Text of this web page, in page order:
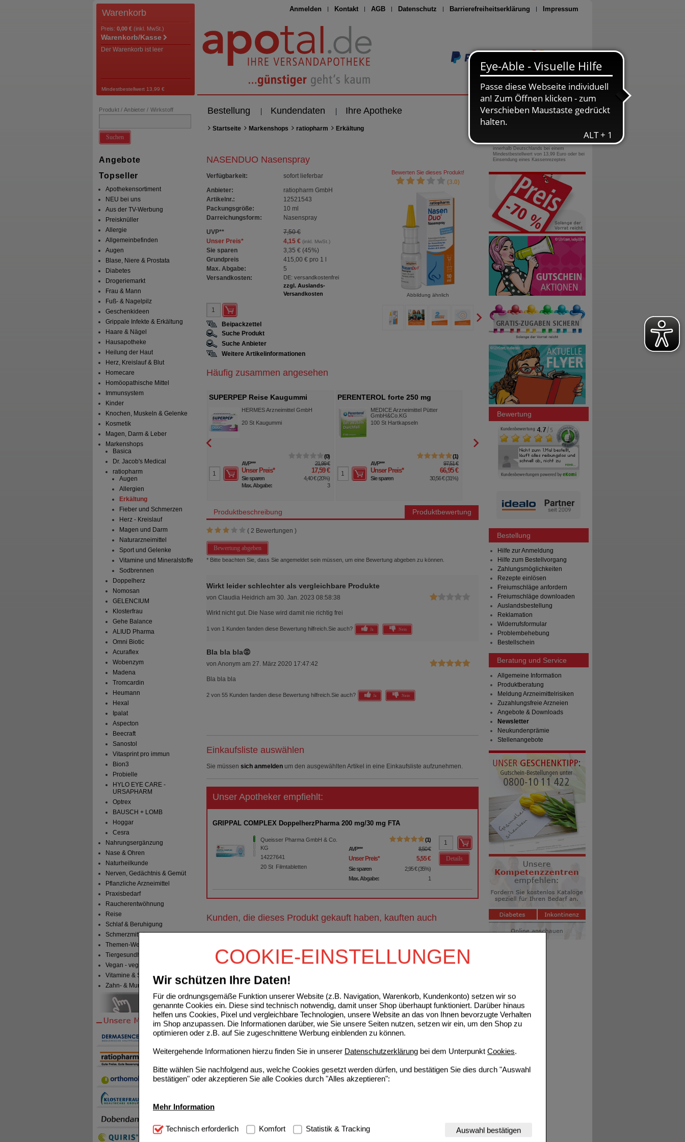
COOKIE-EINSTELLUNGEN
Wir schützen Ihre Daten!
Für die ordnungsgemäße Funktion unserer Website (z.B. Navigation, Warenkorb, Kundenkonto) setzen wir so
genannte Cookies ein. Diese sind technisch notwendig, damit unser Shop überhaupt funktioniert. Darüber hinaus
helfen uns Cookies, Pixel und vergleichbare Technologien, unsere Website an das von Ihnen bevorzugte Verhalten
im Shop anzupassen. Die Informationen darüber, wie Sie unsere Seiten nutzen, setzen wir ein, um den Shop zu
optimieren oder z.B. auf Sie zugeschnittene Werbung einblenden zu können.
Weitergehende Informationen hierzu finden Sie in unserer Datenschutzerklärung bei dem Unterpunkt Cookies.
Bitte wählen Sie nachfolgend aus, welche Cookies gesetzt werden dürfen, und bestätigen Sie dies durch "Auswahl
bestätigen" oder akzeptieren Sie alle Cookies durch "Alles akzeptieren":
Mehr Information
Technisch Notwendig: Hierbei handelt es sich um Cookies, die für die Grundfunktionen unserer Website
notwendig sind (z.B. Navigation, Warenkorb, Kundenkonto), weshalb auf diese nicht verzichtet werden kann.
Technisch erforderlich Komfort Statistik & Tracking Auswahl bestätigen
Anmelden Kontakt AGB Datenschutz Barrierefreiheitserklärung Impressum
Seite drucken
Warenkorb
Preis: 0,00 € (inkl. MwSt.)
Warenkorb/Kasse
Der Warenkorb ist leer
Mindestbestellwert 13,99 €
Bestellung Kundendaten Ihre Apotheke
Produkt / Anbieter / Wirkstoff
Suchen
Angebote
Topseller
Apothekensortiment
NEU bei uns
Aus der TV-Werbung
Preisknüller
Allergie
Allgemeinbefinden
Augen
Blase, Niere & Prostata
Diabetes
Drogeriemarkt
Frau & Mann
Fuß- & Nagelpilz
Geschenkideen
Grippale Infekte & Erkältung
Haare & Nägel
Hausapotheke
Heilung der Haut
Herz, Kreislauf & Blut
Homecare
Homöopathische Mittel
Immunsystem
Kinder
Knochen, Muskeln & Gelenke
Kosmetik
Magen, Darm & Leber
Markenshops
Basica
Dr. Jacob's Medical
ratiopharm
Augen
Allergien
Erkältung
Fieber und Schmerzen
Herz - Kreislauf
Magen und Darm
Naturarzneimittel
Sport und Gelenke
Vitamine und Mineralstoffe
Sodbrennen
Doppelherz
Nomosan
GELENCIUM
Klosterfrau
Gehe Balance
ALIUD Pharma
Omni Biotic
Acuraflex
Wobenzym
Madena
Tromcardin
Heumann
Hexal
Ipalat
Aspecton
Beecraft
Sanostol
Vitasprint pro immun
Bion3
Probielle
HYLO EYE CARE -
URSAPHARM
Optrex
BAUSCH + LOMB
Hoggar
Cesra
Nahrungsergänzung
Nase & Ohren
Naturheilkunde
Nerven, Gedächtnis & Gemüt
Pflanzliche Arzneimittel
Praxisbedarf
Raucherentwöhnung
Reise
Schlaf & Beruhigung
Schmerzmittel
Themen-Welten
Tiergesundheit & Tierbedarf
Vegan - vegetarisch
Vitamine & Sport
Zahn- & Mundpflege
Startseite Markenshops ratiopharm Erkältung
NASENDUO Nasenspray
Verfügbarkeit:
sofort lieferbar
Anbieter:
ratiopharm GmbH
Artikelnr.:
12521543
Packungsgröße:
10 ml
Darreichungsform:
Nasenspray
UVP**
7,50 €
Unser Preis* 4,15 €(inkl. MwSt.)
Sie sparen 3,35 € (45%)
Grundpreis
415,00 €pro 1 l
Max. Abgabe:
5
Versandkosten:
DE: versandkostenfrei
zzgl. Auslands-
Versandkosten
Bewerten Sie dieses Produkt!
(3.0)
Abbildung ähnlich
Beipackzettel
Suche Produkt
Suche Anbieter
Weitere Artikelinformationen
Häufig zusammen angesehen
LAXOBERAL Abführ-Tropfen
A. Nattermann & Cie GmbH
50ml Tropfen zum Einnehmen
AVP***
Unser Preis
Sie sparen
Grundpreis
Max. Abgabe:
SUPERPEP Reise Kaugummi
Dragees 20 mgHERMES Arzneimittel GmbH
20St Kaugummi
0
AVP*** 21,99 €
Unser Preis* 17,59 €
Sie sparen 4,40 €(20%)
Max. Abgabe:
3
PERENTEROL forte 250 mg
MEDICE Arzneimittel Pütter
GmbH&Co.KG
100 St Hartkapseln
1
AVP*** 97,51 €
Unser Preis* 66,95 €
Sie sparen 30,56 €(31%)
NICORETTE Kaugummi 2 mg
freshmint
210St Kaugummi
AVP *** 62,97 €
Unser Preis 45,95 €
Sie sparen 17,02 € (27%
Produktbeschreibung Produktbewertung
( 2 Bewertungen )
Bewertung abgeben
* Bitte beachten Sie, dass Sie angemeldet sein müssen, um eine Bewertung abgeben zu können.
Wirkt leider schlechter als vergleichbare Produkte
von Claudia Heidrich am 30. Jan. 2023 08:58:38
Wirkt nicht gut. Die Nase wird damit nie richtig frei
1 von 1 Kunden fanden diese Bewertung hilfreich. Sie auch? Ja Nein
Bla bla bla😡
von Anonym am 27. März 2020 17:47:42
Bla bla bla
2 von 55 Kunden fanden diese Bewertung hilfreich. Sie auch? Ja Nein
Einkaufsliste auswählen
Sie müssen sich anmelden um den ausgewählten Artikel in eine Einkaufsliste aufzunehmen.
Unser Apotheker empfiehlt:
GRIPPAL COMPLEX DoppelherzPharma 200 mg/30 mg FTA
Queisser Pharma GmbH & Co.
KG
14227641
20 St Filmtabletten
1
AVP*** 8,50 €
Unser Preis* 5,55 €
Sie sparen 2,95 €(35%)
Max. Abgabe:
1
Details
Kunden, die dieses Produkt gekauft haben, kauften auch
ratiopharm GmbH
12521566
0
6,50 €
Max. Abgabe:
5
NASENSPRAY-ratiopharm Erwachsene kons.frei
00999848
UVP** 7,50 €
Sie sparen 3,35 €(45%)
Grundpreis
IBUPROFEN Heumann Schmerztabletten 400 mg
HEUMANN PHARMA GmbH &
0800-10 11 422
gebührenfreie Rufnummer
innerhalb Deutschlands bei einem
Mindestbestellwert von 13,99 Euro oder bei
Einsendung eines Kassenrezeptes
Bewertung
Bestellung
Hilfe zur Anmeldung
Hilfe zum Bestellvorgang
Zahlungsmöglichkeiten
Rezepte einlösen
Freiumschläge anfordern
Freiumschläge downloaden
Auslandsbestellung
Reklamation
Widerrufsformular
Problembehebung
Bestellschein
Beratung und Service
Allgemeine Information
Produktberatung
Meldung Arzneimittelrisiken
Zuzahlungsfreie Arzneien
Angebote & Downloads
Newsletter
Neukundenprämie
Stellenangebote